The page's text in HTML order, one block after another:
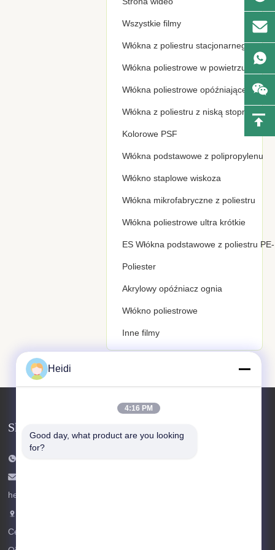
równomiernie
przycięte włókno
do przędzenia i
nonwo
00:32
2,8D * 32MM
Kompozytowe
włókno odcinkowe
PBT PET, utajone
wysokoelastyczne
dziewiarskiej
Wszystkie filmy
Włókna z poliestru stacjonarnego
Włókna poliestrowe w powietrzu
Włókna poliestrowe opóźniające ogień
Włókna z poliestru z niską
Kolorowe PSF
Włókna podstawowe z polipropylenu
Włókno staplowe wiskoza
Włókna mikrofabryczne z poliestru
Włókna poliestrowe ultra krótkie
ES Włókna podstawowe z poliestru
Poliester
Akrylowy opóźniacz ognia
Włókno poliestrowe
Inne filmy
Skontaktuj się z nami
heidi@bzyfiber.com
Centrum Handlu i Handlu Xijiao, nr 165
Heidi
4:16 PM
Good day, what product are you looking
for?